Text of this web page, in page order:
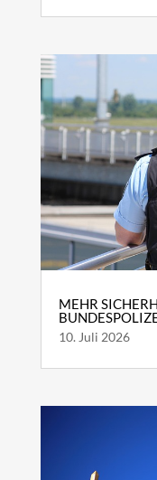
MEHR
10. Juli 2026